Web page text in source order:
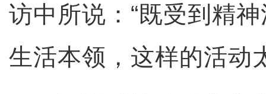
访中所说：“既受到精
生活本领，这样的活动